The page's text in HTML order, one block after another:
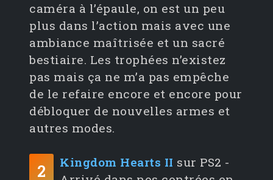
caméra à l’épaule, on est un peu
plus dans l’action mais avec une
ambiance maîtrisée et un sacré
bestiaire. Les trophées n’existez
pas mais ça ne m’a pas empêche
de le refaire encore et encore pour
débloquer de nouvelles armes et
autres modes.
2 Kingdom Hearts II sur PS2 -